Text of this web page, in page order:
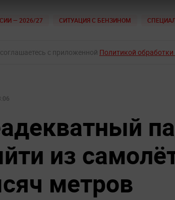
— 2026/27 СИТУАЦИЯ С БЕНЗИНОМ
с приложенной Политикой
из
метров